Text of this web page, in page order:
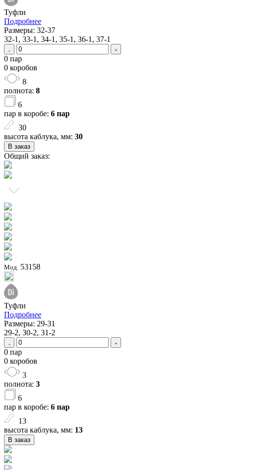
Туфли
Подробнее
Размеры: 32-37
32-1, 33-1, 34-1, 35-1, 36-1, 37-1
0 пар
0 коробов
8
полнота: 8
6
пар в коробе: 6 пар
30
высота каблука, мм: 30
В заказ
Общий заказ:
Мод. 53158
Туфли
Подробнее
Размеры: 29-31
29-2, 30-2, 31-2
0 пар
0 коробов
3
полнота: 3
6
пар в коробе: 6 пар
13
высота каблука, мм: 13
В заказ